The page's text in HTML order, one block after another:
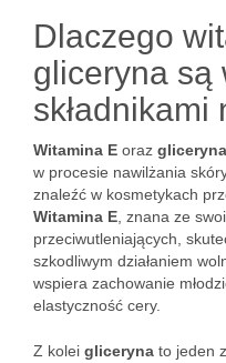
Dlaczego
gliceryna są
Witamina E oraz gliceryna
w procesie nawilżania
znaleźć w kosmetykach
Witamina E , znana ze
przeciwutleniających,
szkodliwym działaniem
wspiera zachowanie
elastyczność cery.
Z kolei gliceryna to jeden